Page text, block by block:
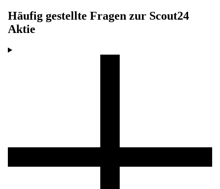
Häufig gestellte Fragen zur Scout24
Aktie